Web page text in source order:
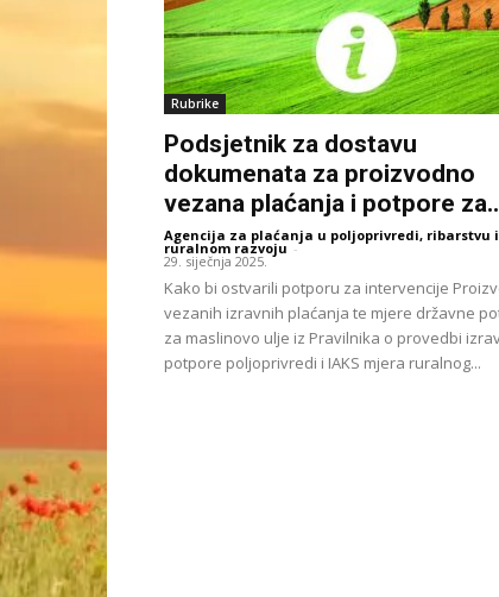
Rubrike
Podsjetnik za dostavu
dokumenata za proizvodno
vezana plaćanja i potpore
Agencija za plaćanja u poljoprivredi, ribarstvu i
ruralnom razvoju -
29. siječnja 2025.
Kako bi ostvarili potporu za intervencije
vezanih izravnih plaćanja te mjere državne
za maslinovo ulje iz Pravilnika o provedbi
potpore poljoprivredi i IAKS mjera ruralnog...